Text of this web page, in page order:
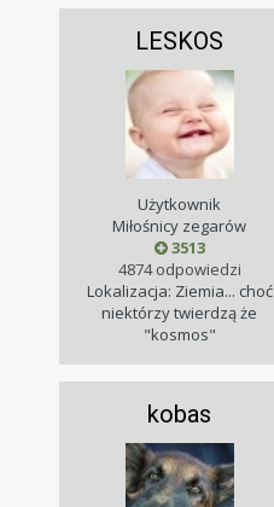
LESKOS
Użytkownik
Miłośnicy zegarów
3513
4874 odpowiedzi
Lokalizacja: Ziemia... choć
niektórzy twierdzą że
"kosmos"
kobas